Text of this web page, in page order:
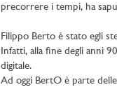
precorrere i tempi, ha
Filippo Berto è stato egli
Infatti, alla fine degli anni
digitale.
Ad oggi BertO è parte